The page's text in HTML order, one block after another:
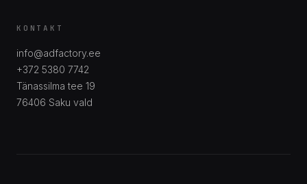
KONTAKT
info@adfactory.ee
+372 5380 7742
Tänassilma tee 19
76406 Saku vald